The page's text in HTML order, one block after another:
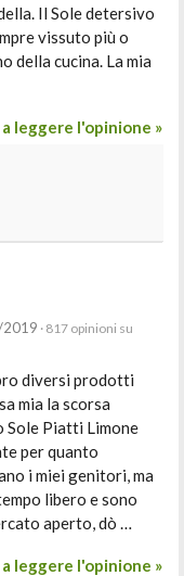
Il Sole detersivo
vissuto più o
della cucina. La mia
leggere l'opinione »
· 817 opinioni su
diversi prodotti
mia la scorsa
Sole Piatti Limone
per quanto
i miei genitori, ma
libero e sono
aperto, dò …
leggere l'opinione »